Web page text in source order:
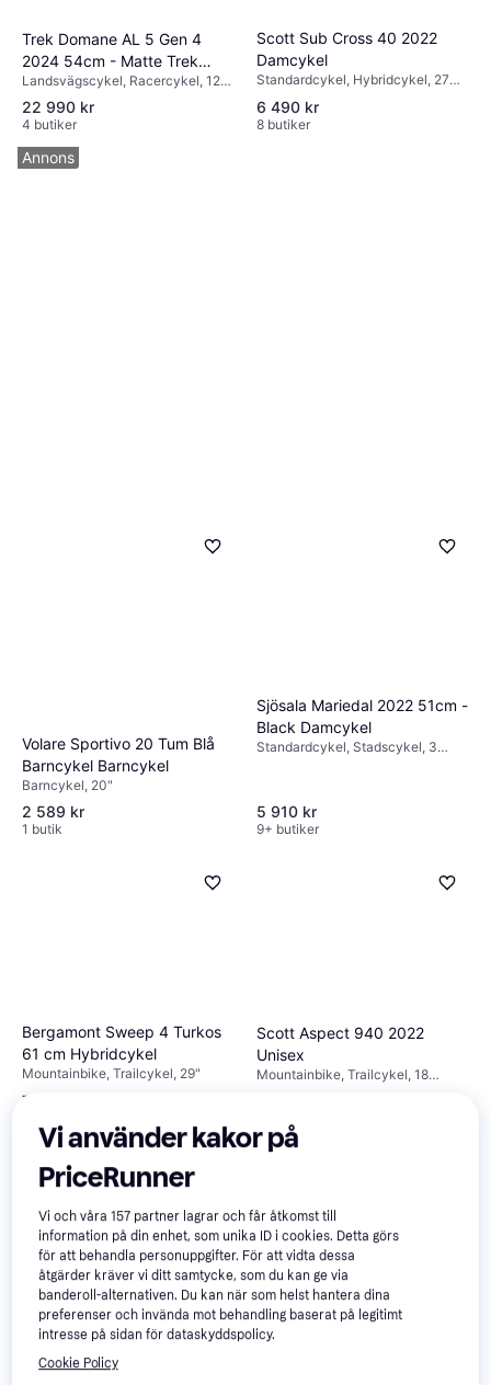
Trek Domane AL 5 Gen 4
2024 54cm - Matte Trek
Black Unisex
Landsvägscykel, Racercykel, 12
växlar, 28"
22 990 kr
4 butiker
Scott Sub Cross 40 2022
Damcykel
Standardcykel, Hybridcykel, 27
växlar, 28"
6 490 kr
8 butiker
Volare Sportivo 20 Tum Blå
Barncykel Barncykel
Barncykel, 20"
2 589 kr
1 butik
Sjösala Mariedal 2022 51cm -
Black Damcykel
Standardcykel, Stadscykel, 3
5 910 kr
9+ butiker
Bergamont Sweep 4 Turkos
61 cm Hybridcykel
Mountainbike, Trailcykel, 29"
7 490 kr
Scott Aspect 940 2022
Unisex
Mountainbike, Trailcykel, 18
Trek Marlin 4 Gen 3 Hardtail
Mountain Bike Shimano Altus
8V Blue Sage Unisex
Mountainbike, 29"
Monark Emma 3 Växlar Svart
Annons
Vi använder kakor på
PriceRunner
Vi och våra157 partner lagrar och får åtkomst till
information på din enhet, som unika ID i cookies. Detta görs
för att behandla personuppgifter. För att vidta dessa
åtgärder kräver vi ditt samtycke, som du kan ge via
banderoll-alternativen. Du kan när som helst hantera dina
preferenser och invända mot behandling baserat på legitimt
intresse på sidan för dataskyddspolicy.
Cookie Policy